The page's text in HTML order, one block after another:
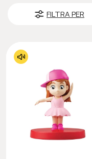
FILTRA PER